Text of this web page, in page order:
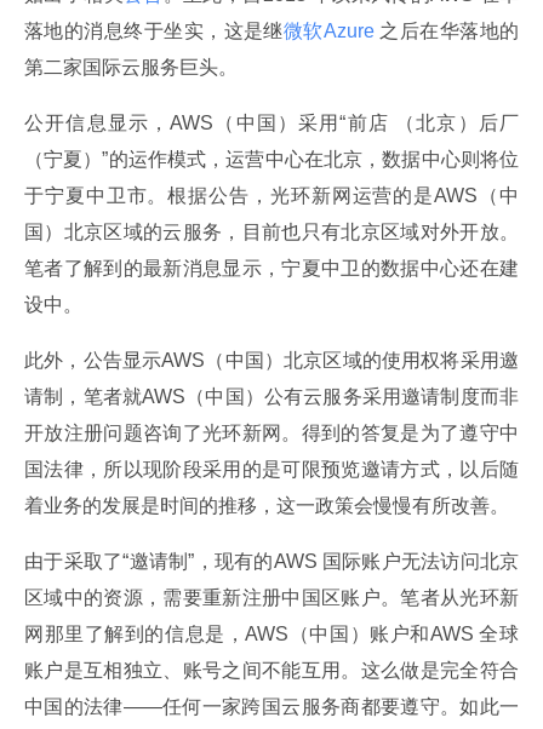
落地的消息终于坐实，这是继微软Azure 之后在华落地的
第二家国际云服务巨头。
公开信息显示，AWS（中国）采用“前店 （北京）后厂
（宁夏）”的运作模式，运营中心在北京，数据中心则将位
于宁夏中卫市。根据公告，光环新网运营的是AWS（中
国）北京区域的云服务，目前也只有北京区域对外开放。
笔者了解到的最新消息显示，宁夏中卫的数据中心还在建
设中。
此外，公告显示AWS（中国）北京区域的使用权将采用邀
请制，笔者就AWS（中国）公有云服务采用邀请制度而非
开放注册问题咨询了光环新网。得到的答复是为了遵守中
国法律，所以现阶段采用的是可限预览邀请方式，以后随
着业务的发展是时间的推移，这一政策会慢慢有所改善。
由于采取了“邀请制”，现有的AWS 国际账户无法访问北京
区域中的资源，需要重新注册中国区账户。笔者从光环新
网那里了解到的信息是，AWS（中国）账户和AWS 全球
账户是互相独立、账号之间不能互用。这么做是完全符合
中国的法律——任何一家跨国云服务商都要遵守。如此一